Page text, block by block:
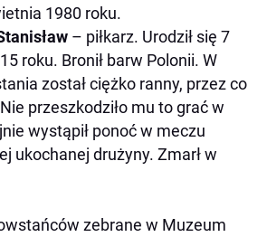
1980 roku.
– piłkarz. Urodził się 7
roku. Bronił barw Polonii. W
został ciężko ranny, przez co
przeszkodziło mu to grać w
wystąpił ponoć w meczu
ukochanej drużyny. Zmarł w
zebrane w Muzeum